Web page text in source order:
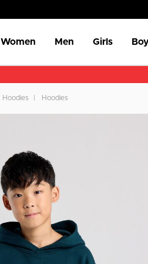
Women Men Girls
Hoodies Hoodies